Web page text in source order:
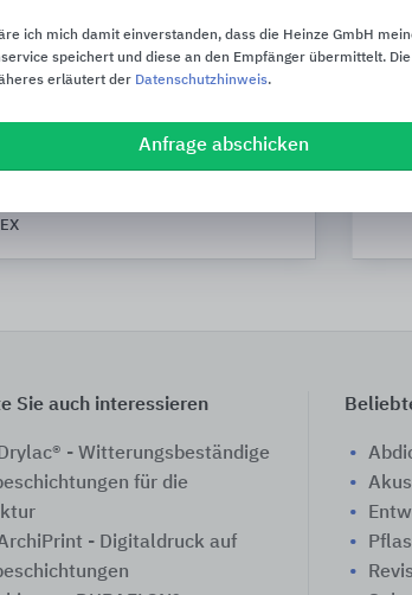
PANDOMO:
mit
für Böden +
Sie auch interessieren
- Witterungsbeständige
für die
- Digitaldruck auf
ich mich damit einverstanden, dass die Heinze GmbH
speichert und diese an den Empfänger übermittelt.
erläutert der Datenschutzhinweis.
Anfrage abschicken